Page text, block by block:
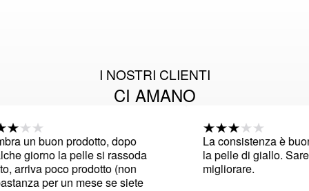
I NOSTRI CLIENTI
CI AMANO
buon prodotto, dopo
la pelle si rassoda
poco prodotto (non
per un mese se siete
La consistenza è buona,
la pelle di giallo.
migliorare.